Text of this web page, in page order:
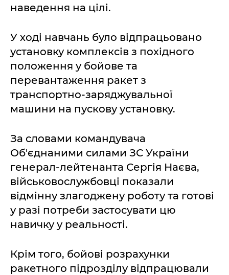
наведення на цілі.
У ході навчань було відпрацьовано
установку комплексів з похідного
положення у бойове та
перевантаження ракет з
транспортно-заряджувальної
машини на пускову установку.
За словами командувача
Об'єднаними силами ЗС України
генерал-лейтенанта Сергія Наєва,
військовослужбовці показали
відмінну злагоджену роботу та готові
у разі потреби застосувати цю
навичку у реальності.
Крім того, бойові розрахунки
ракетного підрозділу відпрацювали